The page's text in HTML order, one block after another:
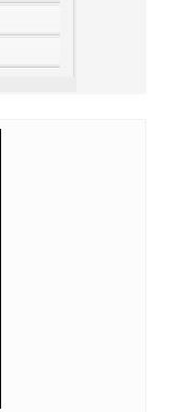
poslao poruku:
se seli u Španiju
više od 50
Vrhunac Lavlje
bila prejaka za